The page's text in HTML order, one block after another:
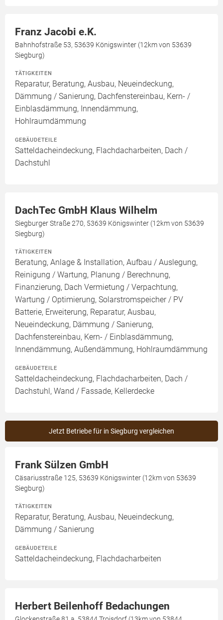
Franz Jacobi e.K.
Bahnhofstraße 53, 53639 Königswinter (12km von 53639
Siegburg)
TÄTIGKEITEN
Reparatur, Beratung, Ausbau, Neueindeckung,
Dämmung / Sanierung, Dachfenstereinbau, Kern- /
Einblasdämmung, Innendämmung,
Hohlraumdämmung
GEBÄUDETEILE
Satteldacheindeckung, Flachdacharbeiten, Dach /
Dachstuhl
DachTec GmbH Klaus Wilhelm
Siegburger Straße 270, 53639 Königswinter (12km von 53639
Siegburg)
TÄTIGKEITEN
Beratung, Anlage & Installation, Aufbau / Auslegung,
Reinigung / Wartung, Planung / Berechnung,
Finanzierung, Dach Vermietung / Verpachtung,
Wartung / Optimierung, Solarstromspeicher / PV
Batterie, Erweiterung, Reparatur, Ausbau,
Neueindeckung, Dämmung / Sanierung,
Dachfenstereinbau, Kern- / Einblasdämmung,
Innendämmung, Außendämmung, Hohlraumdämmung
GEBÄUDETEILE
Satteldacheindeckung, Flachdacharbeiten, Dach /
Dachstuhl, Wand / Fassade, Kellerdecke
Jetzt Betriebe für in Siegburg vergleichen
Frank Sülzen GmbH
Cäsariusstraße 125, 53639 Königswinter (12km von 53639
Siegburg)
TÄTIGKEITEN
Reparatur, Beratung, Ausbau, Neueindeckung,
Dämmung / Sanierung
GEBÄUDETEILE
Satteldacheindeckung, Flachdacharbeiten
Herbert Beilenhoff Bedachungen